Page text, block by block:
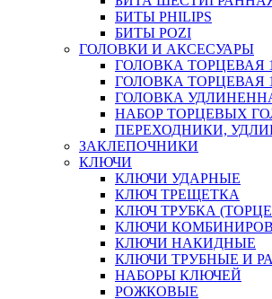
БИТЫ PHILIPS
БИТЫ POZI
ГОЛОВКИ И АКСЕСУАРЫ
ГОЛОВКА ТОРЦЕВАЯ
ГОЛОВКА ТОРЦЕВАЯ
ГОЛОВКА
НАБОР ТОРЦЕВЫХ
ПЕРЕХОДНИКИ,
ЗАКЛЕПОЧНИКИ
КЛЮЧИ
КЛЮЧИ УДАРНЫЕ
КЛЮЧ ТРЕЩЕТКА
КЛЮЧ ТРУБКА
КЛЮЧИ
КЛЮЧИ НАКИДНЫЕ
КЛЮЧИ ТРУБНЫЕ И
НАБОРЫ КЛЮЧЕЙ
РОЖКОВЫЕ